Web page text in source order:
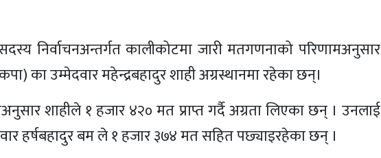
निर्वाचनअन्तर्गत कालीकोटमा जारी मतगणनाको परिणामअनुसार
का उम्मेदवार महेन्द्रबहादुर शाही अग्रस्थानमा रहेका छन्।
शाहीले १ हजार ४२० मत प्राप्त गर्दै अग्रता लिएका छन् । उनलाई
हर्षबहादुर बम ले १ हजार ३७४ मत सहित पछ्याइरहेका छन् ।